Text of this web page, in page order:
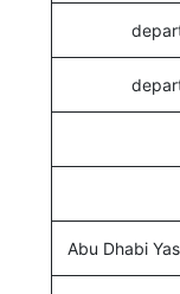
Abu Dhabi